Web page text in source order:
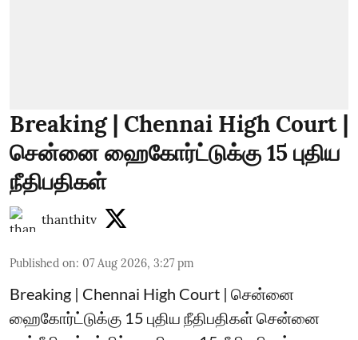
Breaking | Chennai High Court |
சென்னை ஹைகோர்ட்டுக்கு 15 புதிய
நீதிபதிகள்
thanthitv
Published on: 07 Aug 2026, 3:27 pm
Breaking | Chennai High Court | சென்னை
ஹைகோர்ட்டுக்கு 15 புதிய நீதிபதிகள் சென்னை